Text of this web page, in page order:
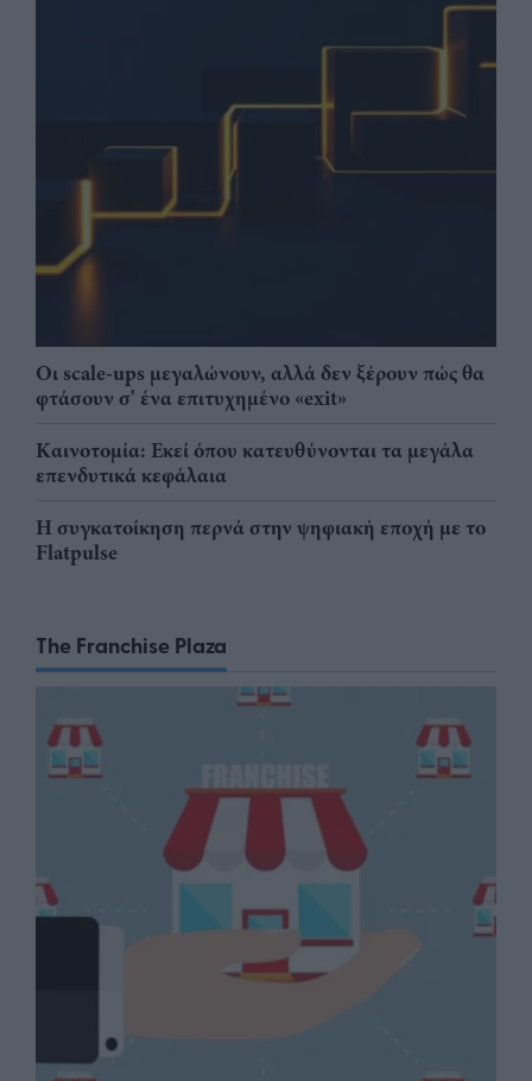
Οι scale-ups μεγαλώνουν, αλλά δεν ξέρουν πώς θα
φτάσουν σ' ένα επιτυχημένο «exit»
Καινοτομία: Εκεί όπου κατευθύνονται τα μεγάλα
επενδυτικά κεφάλαια
Η συγκατοίκηση περνά στην ψηφιακή εποχή με το
Flatpulse
The Franchise Plaza